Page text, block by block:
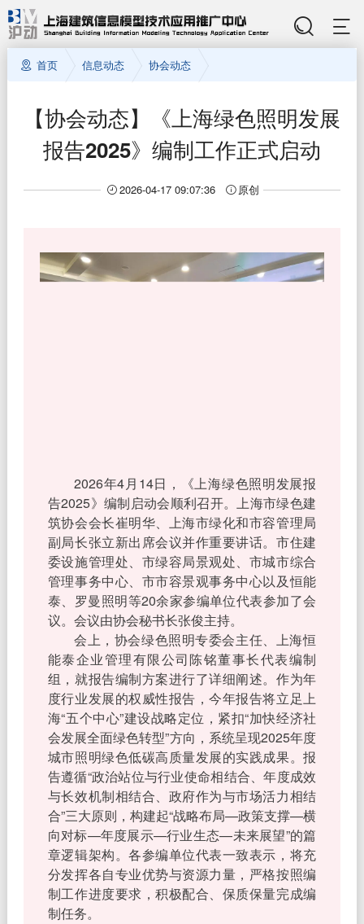
首页 信息动态 协会动态
【协会动态】《上海绿色照明发展
报告2025》编制工作正式启动
2026-04-17 09:07:36 原创
2026年4月14日，《上海绿色照明发展报
告2025》编制启动会顺利召开。上海市绿色建
筑协会会长崔明华、上海市绿化和市容管理局
副局长张立新出席会议并作重要讲话。市住建
委设施管理处、市绿容局景观处、市城市综合
管理事务中心、市市容景观事务中心以及恒能
泰、罗曼照明等20余家参编单位代表参加了会
议。会议由协会秘书长张俊主持。
会上，协会绿色照明专委会主任、上海恒
能泰企业管理有限公司陈铭董事长代表编制
组，就报告编制方案进行了详细阐述。作为年
度行业发展的权威性报告，今年报告将立足上
海“五个中心”建设战略定位，紧扣“加快经济社
会发展全面绿色转型”方向，系统呈现2025年度
城市照明绿色低碳高质量发展的实践成果。报
告遵循“政治站位与行业使命相结合、年度成效
与长效机制相结合、政府作为与市场活力相结
合”三大原则，构建起“战略布局—政策支撑—横
向对标—年度展示—行业生态—未来展望”的篇
章逻辑架构。各参编单位代表一致表示，将充
分发挥各自专业优势与资源力量，严格按照编
制工作进度要求，积极配合、保质保量完成编
制任务。